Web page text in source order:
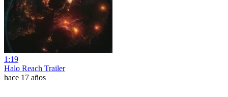
1:19
Halo Reach Trailer
hace 17 años